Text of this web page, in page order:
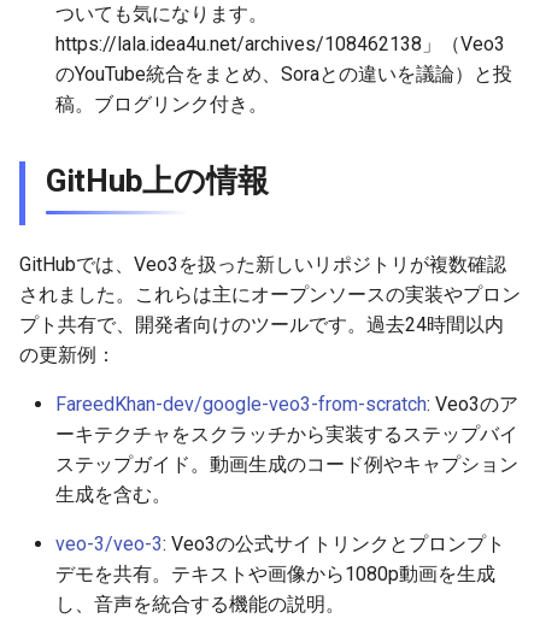
2026-05-07
2026-05-03
2026-05-01
2026-04-30
2026-04-29
2026-04-28
2025-10-22
2025-10-18
2025-10-16
2025-10-15
2025-10-14
2025-10-13
2026-05-07
2026-05-03
2026-05-01
2026-04-30
2026-04-29
2026-04-28
2025-10-22
2025-10-18
2025-10-16
2025-10-15
2025-10-14
2025-10-13
2026-05-04
2026-04-30
2026-04-28
2026-04-27
2026-04-26
2026-04-25
2025-10-22
2025-10-18
2025-10-16
2025-10-15
2025-10-14
2025-10-13
2026-05-04
2026-05-03
2026-05-01
2026-04-29
2026-04-28
2026-04-27
2026-04-26
2026-04-25
2026-04-24
ついても気になります。
https://lala.idea4u.net/archives/108462138」（Veo3
のYouTube統合をまとめ、Soraとの違いを議論）と投
稿。ブログリンク付き。
GitHub上の情報
GitHubでは、Veo3を扱った新しいリポジトリが複数確認
されました。これらは主にオープンソースの実装やプロン
プト共有で、開発者向けのツールです。過去24時間以内
の更新例：
FareedKhan-dev/google-veo3-from-scratch: Veo3のア
ーキテクチャをスクラッチから実装するステップバイ
ステップガイド。動画生成のコード例やキャプション
生成を含む。
veo-3/veo-3: Veo3の公式サイトリンクとプロンプト
デモを共有。テキストや画像から1080p動画を生成
し、音声を統合する機能の説明。